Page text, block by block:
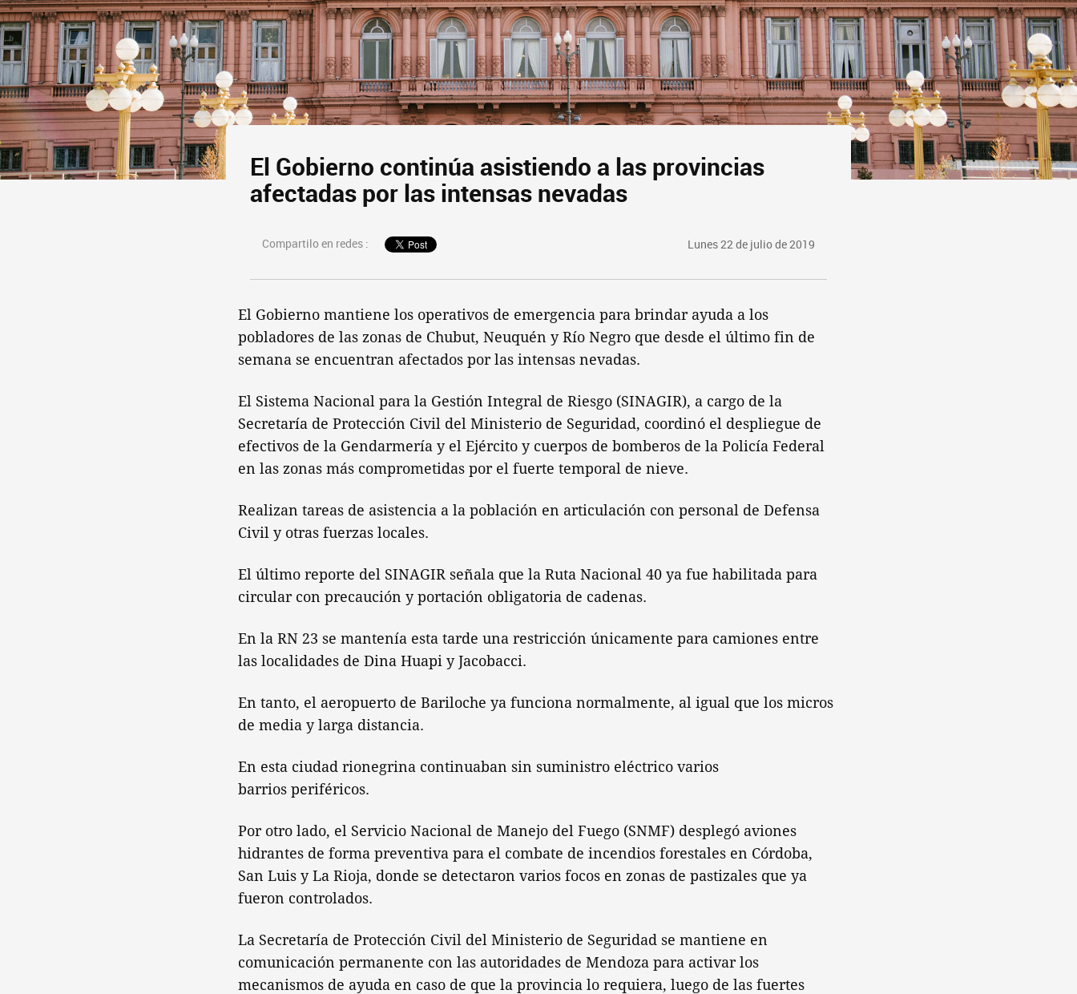
El Gobierno continúa asistiendo a las provincias
afectadas por las intensas nevadas
Compartilo en redes : Lunes 22 de julio de 2019
El Gobierno mantiene los operativos de emergencia para brindar ayuda a los
pobladores de las zonas de Chubut, Neuquén y Río Negro que desde el último fin de
semana se encuentran afectados por las intensas nevadas.
El Sistema Nacional para la Gestión Integral de Riesgo (SINAGIR), a cargo de la
Secretaría de Protección Civil del Ministerio de Seguridad, coordinó el despliegue de
efectivos de la Gendarmería y el Ejército y cuerpos de bomberos de la Policía Federal
en las zonas más comprometidas por el fuerte temporal de nieve.
Realizan tareas de asistencia a la población en articulación con personal de Defensa
Civil y otras fuerzas locales.
El último reporte del SINAGIR señala que la Ruta Nacional 40 ya fue habilitada para
circular con precaución y portación obligatoria de cadenas.
En la RN 23 se mantenía esta tarde una restricción únicamente para camiones entre
las localidades de Dina Huapi y Jacobacci.
En tanto, el aeropuerto de Bariloche ya funciona normalmente, al igual que los micros
de media y larga distancia.
En esta ciudad rionegrina continuaban sin suministro eléctrico varios
barrios periféricos.
Por otro lado, el Servicio Nacional de Manejo del Fuego (SNMF) desplegó aviones
hidrantes de forma preventiva para el combate de incendios forestales en Córdoba,
San Luis y La Rioja, donde se detectaron varios focos en zonas de pastizales que ya
fueron controlados.
La Secretaría de Protección Civil del Ministerio de Seguridad se mantiene en
comunicación permanente con las autoridades de Mendoza para activar los
mecanismos de ayuda en caso de que la provincia lo requiera, luego de las fuertes